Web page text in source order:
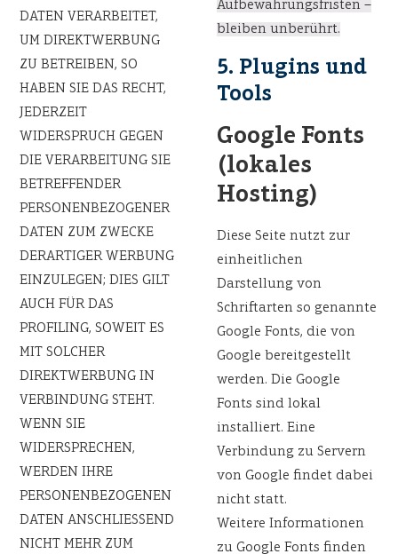
DATEN VERARBEITET,
UM DIREKTWERBUNG
ZU BETREIBEN, SO
HABEN SIE DAS RECHT,
JEDERZEIT
WIDERSPRUCH GEGEN
DIE VERARBEITUNG SIE
BETREFFENDER
PERSONENBEZOGENER
DATEN ZUM ZWECKE
DERARTIGER WERBUNG
EINZULEGEN; DIES GILT
AUCH FÜR DAS
PROFILING, SOWEIT ES
MIT SOLCHER
DIREKTWERBUNG IN
VERBINDUNG STEHT.
WENN SIE
WIDERSPRECHEN,
WERDEN IHRE
PERSONENBEZOGENEN
DATEN ANSCHLIESSEND
NICHT MEHR ZUM
Aufbewahrungsfristen –
bleiben unberührt.
5. Plugins und
Tools
Google Fonts
(lokales
Hosting)
Diese Seite nutzt zur
einheitlichen
Darstellung von
Schriftarten so genannte
Google Fonts, die von
Google bereitgestellt
werden. Die Google
Fonts sind lokal
installiert. Eine
Verbindung zu Servern
von Google findet dabei
nicht statt.
Weitere Informationen
zu Google Fonts finden